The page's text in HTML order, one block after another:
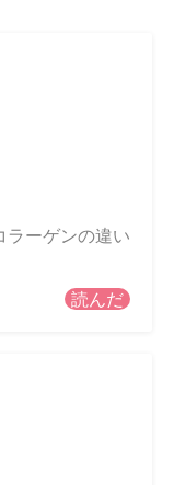
ラーゲンの違い
読んだ